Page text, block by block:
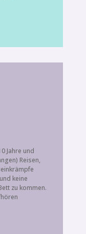
Jahre und
Reisen,
keine
zu kommen.